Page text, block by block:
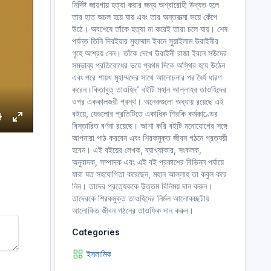
নির্দিষ্ট জায়গায় হত্যা করার জন্য অশ্বারোহী উদ্যত হলে
তার হাত অচল হয়ে যায় এবং তার অন্তরাত্মা ভয়ে কেঁপে
উঠে। অবশেষে তাঁকে হত্যা না করেই তারা চলে যায়। শেষ
পর্যন্ত তিনি দিরইয়ার মুহাম্মাদ ইবনে সুয়াইলাম উরাইনীর
গৃহে আশ্রয় নেন। তাঁকে দেখে উরাইনী রাজা ইবনে সউদের
সম্ভাব্য প্রতিরোধের ভয়ে প্রথম দিকে অস্থির হয়ে উঠেন
এবং পরে শায়খ মুহাম্মদের সাথে আলোচনার পর ধৈর্য ধারণ
করেন।কিতাবুত্ তাওহিদ’ বইটি মহান আল্লাহর তাওহিদের
ওপর এককালজয়ী গ্রন্থ। অনেকগুলো অধ্যায় রয়েছে এই
বইয়ে, যেগুলোর প্রতিটিতে একাধিক শিরকি কর্মকাণ্ডের
বিস্তারিত বর্ণনা রয়েছে। আশা করি বইটি মনোযোগের সঙ্গে
আপনারা পাঠ করবেন এবং শিরকমুক্ত জীবন গঠনে প্রত্যয়ী
হবেন। এই বইয়ের লেখক, ব্যাখ্যাকার, সংকলক,
অনুবাদক, সম্পাদক এবং এই বই প্রকাশের বিভিন্ন পর্যায়ে
যারা যত সহযোগিতা করেছেন, মহান আল্লাহ তা কবুল করে
নিন। তাদের প্রত্যেককে উত্তম বিনিময় দান করুন।
তাদেরকে শিরকমুক্ত তাওহিদের নির্মল আলোকচ্ছটায়
আলোকিত জীবন গঠনের তাওফিক দান করুন।
Categories
ইসলামিক